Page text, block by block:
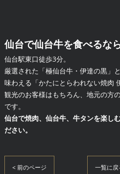
仙台で仙台牛を食べるな
仙台駅東口徒歩3分。
厳選された「極仙台牛・伊達の黒」
味わえる「かたにとらわれない焼肉
観光のお客様はもちろん、地元の方
です。
仙台で焼肉、仙台牛、牛タンを楽し
ださい。
< 前のページ 一覧に戻